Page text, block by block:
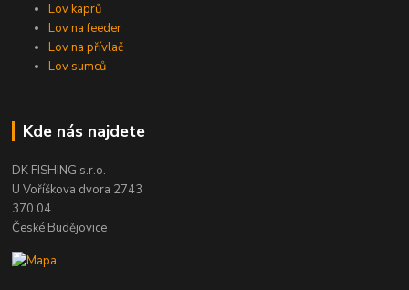
Lov kaprů
Lov na feeder
Lov na přívlač
Lov sumců
Kde nás najdete
DK FISHING s.r.o.
U Voříškova dvora 2743
370 04
České Budějovice